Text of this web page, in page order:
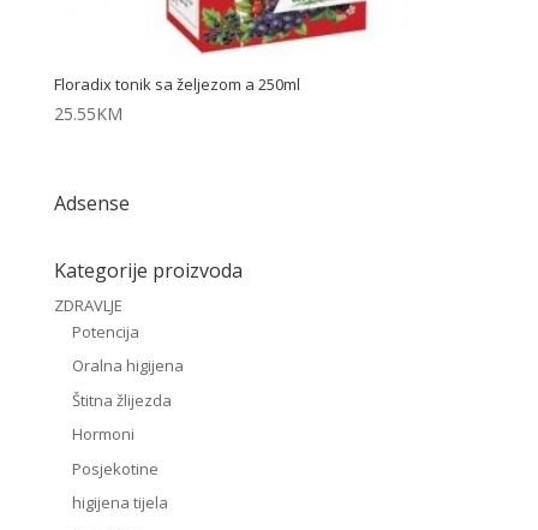
Floradix tonik sa željezom a 250ml
25.55KM
Adsense
Kategorije proizvoda
ZDRAVLJE
Potencija
Oralna higijena
Štitna žlijezda
Hormoni
Posjekotine
higijena tijela